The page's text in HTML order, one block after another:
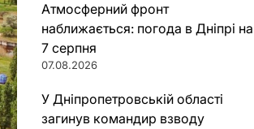
Атмосферний фронт
наближається: погода в Дніпрі на
7 серпня
07.08.2026
У Дніпропетровській області
загинув командир взводу